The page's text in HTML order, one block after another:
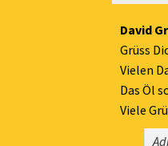
David
Grüss
Vielen
Das Öl
Viele